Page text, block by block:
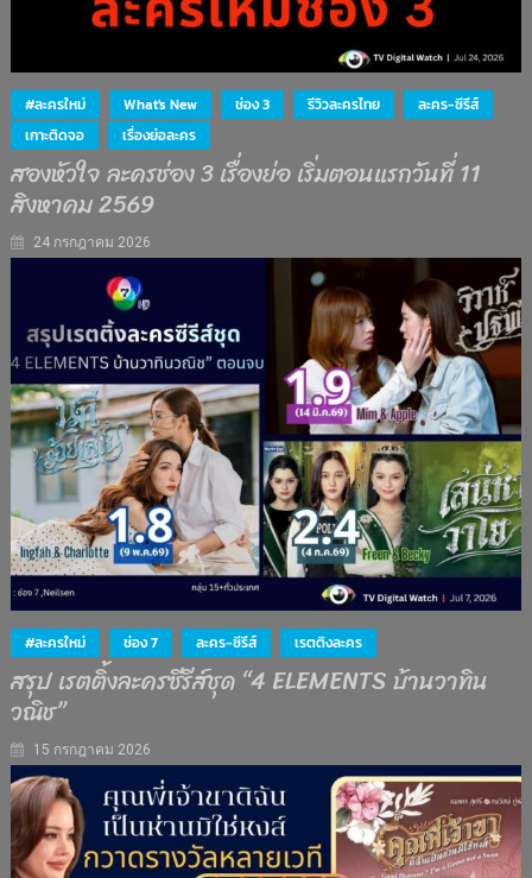
#ละครใหม่ What's New ช่อง 3 รีวิวละครไทย
ละคร-ซีรีส์
เกาะติดจอ
เรื่องย่อละคร
สองหัวใจ ละครช่อง 3 เรื่องย่อ เริ่มตอนแรกวันที่ 11
สิงหาคม 2569
24 กรกฎาคม 2026
#ละครใหม่ ช่อง 7 ละคร-ซีรีส์ เรตติงละคร
สรุป เรตติ้งละครซีรีส์ชุด “4 ELEMENTS บ้านวาทิน
วณิช”
15 กรกฎาคม 2026